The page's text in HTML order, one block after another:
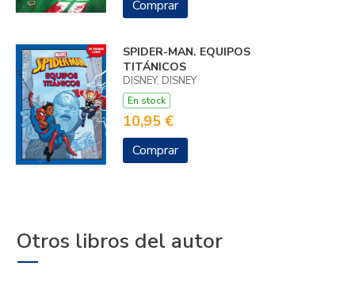
Comprar
SPIDER-MAN. EQUIPOS
TITÁNICOS
DISNEY, DISNEY
En stock
10,95 €
Comprar
Otros libros del autor